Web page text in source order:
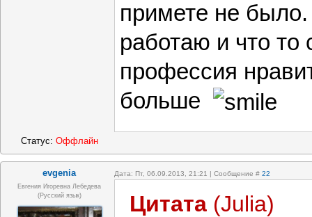
примете не
работаю и что то
профессия
больше
Статус: Оффлайн
evgenia Дата: Пт, 06.09.2013, 21:21 | Сообщение # 22
Евгения Игоревна Лебедева
(Русский язык)
Цитата (Julia)